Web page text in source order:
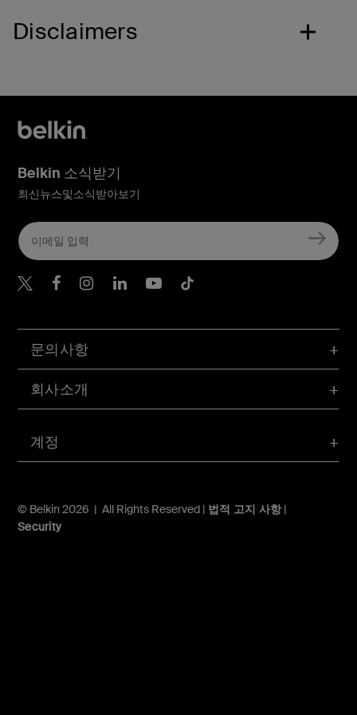
Disclaimers
계정
문의사항
회사소개
© Belkin 2026 | All Rights Reserved | 법적 고지 사항|
Security
Belkin 소식받기
최신뉴스및소식받아보기
Belkin Twitter